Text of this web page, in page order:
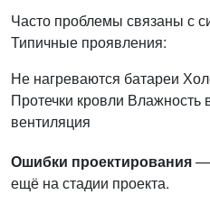
Часто проблемы связаны с
Типичные проявления:
Не нагреваются батареи
Протечки кровли Влажность
вентиляция
Ошибки проектирования—
ещё на стадии проекта.